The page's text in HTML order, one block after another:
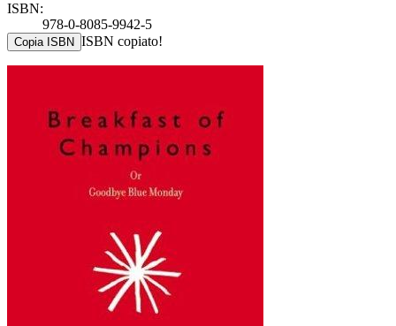
ISBN:
978-0-8085-9942-5
Copia ISBN ISBN copiato!